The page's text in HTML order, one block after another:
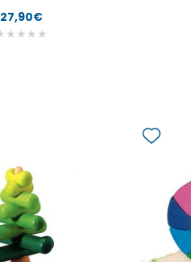
27,90€
★ ★ ★ ★